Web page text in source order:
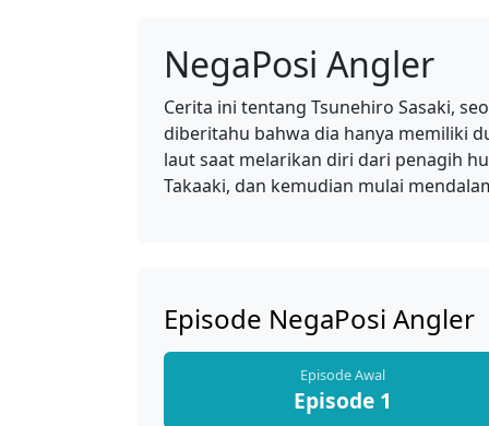
NegaPosi Angler
Cerita ini tentang Tsunehiro Sasaki,
diberitahu bahwa dia hanya memiliki
laut saat melarikan diri dari penagih
Takaaki, dan kemudian mulai
Episode NegaPosi Angler
Episode Awal
Episode 1